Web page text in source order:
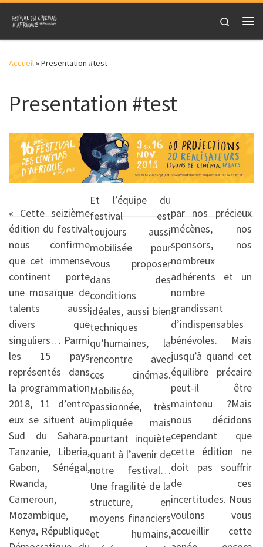
Skip to content
Search
Accueil»Presentation #test
Presentation #test
« Cette seizième
édition du festival
nous confirme
que cet immense
continent porte
une mosaïque de
talents aussi
divers que
singuliers… Parmi
les 15 pays
représentés dans
la programmation
2018, 11 d’entre
eux se situent au
Sud du Sahara.
Tanzanie, Liberia,
Gabon, Sénégal,
Rwanda,
Cameroun,
Mozambique,
Kenya, République
Et l’équipe du
festival est
toujours aussi
mobilisée pour
vous proposer
dans des
conditions
idéales, aussi bien
techniques
qu’humaines, la
rencontre avec
ces cinémas.
Mobilisée,
passionnée, très
impliquée mais
pourtant inquiète
quant à l’avenir de
notre festival…
Une fragilité de la
structure, en
moyens financiers
et humains,
par nos précieux
mécènes, nos
sponsors, nos
nombreux
adhérents et un
nombre
grandissant
d’indispensables
bénévoles. Mais
jusqu’à quand cet
équilibre précaire
peut-il être
maintenu ?Mais
nous décidons
cependant que
cette édition ne
doit pas souffrir
de ces
incertitudes. Nous
voulons vous
accueillir cette